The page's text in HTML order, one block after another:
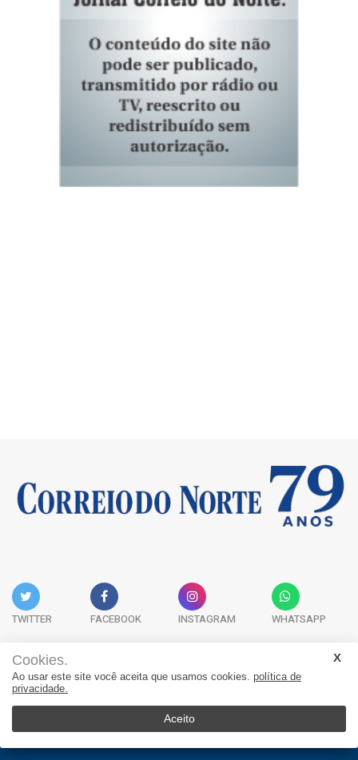
TWITTER FACEBOOK INSTAGRAM WHATSAPP
Acervo Digital Fale Conosco Quem Somos
Cookies.
Ao usar este site você aceita que usamos cookies. política de
privacidade.
Aceito